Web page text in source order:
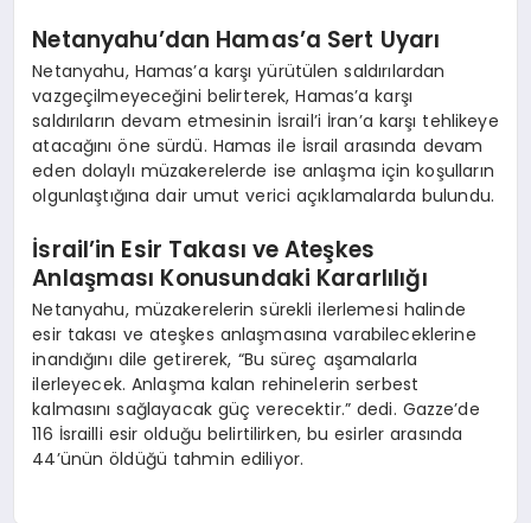
Netanyahu’dan Hamas’a Sert Uyarı
Netanyahu, Hamas’a karşı yürütülen saldırılardan
vazgeçilmeyeceğini belirterek, Hamas’a karşı
saldırıların devam etmesinin İsrail’i İran’a karşı tehlikeye
atacağını öne sürdü. Hamas ile İsrail arasında devam
eden dolaylı müzakerelerde ise anlaşma için koşulların
olgunlaştığına dair umut verici açıklamalarda bulundu.
İsrail’in Esir Takası ve Ateşkes
Anlaşması Konusundaki Kararlılığı
Netanyahu, müzakerelerin sürekli ilerlemesi halinde
esir takası ve ateşkes anlaşmasına varabileceklerine
inandığını dile getirerek, “Bu süreç aşamalarla
ilerleyecek. Anlaşma kalan rehinelerin serbest
kalmasını sağlayacak güç verecektir.” dedi. Gazze’de
116 İsrailli esir olduğu belirtilirken, bu esirler arasında
44’ünün öldüğü tahmin ediliyor.